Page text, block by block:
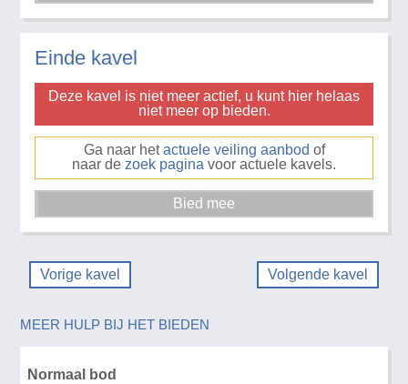
Einde kavel
Deze kavel is niet meer actief, u kunt hier helaas
niet meer op bieden.
Ga naar hetactuele veiling aanbod of
naar de zoek pagina voor actuele kavels.
Vorige kavel Volgende kavel
MEER HULP BIJ HET BIEDEN
Normaal bod